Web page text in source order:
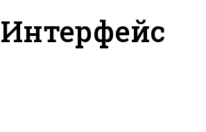
Интерфейс